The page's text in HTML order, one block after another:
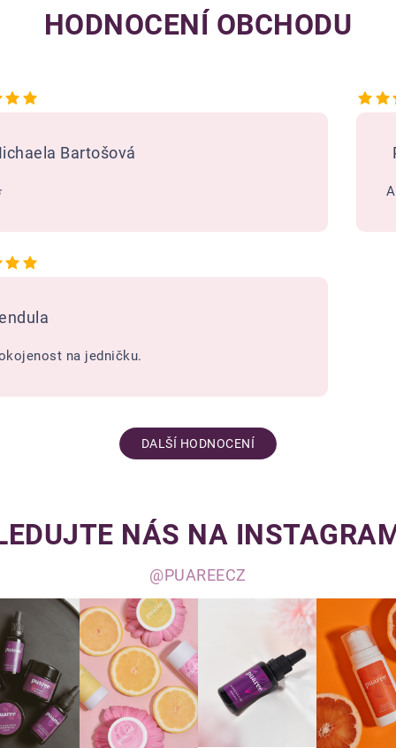
HODNOCENÍ OBCHODU
Bartošová
Hodnocení obchodu je 5 z 5 hvězdiček.
Hodnocení obchodu je 5 z 5 hvězdiček.
na jedničku.
DALŠÍ HODNOCENÍ
NÁS NA
@PUAREECZ